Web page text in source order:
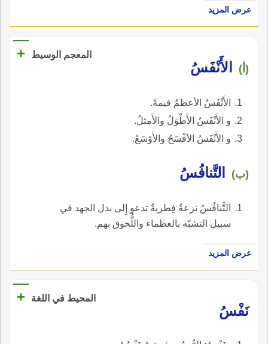
عرض المزيد
المعجم الوسيط +
(أ) الأَنْفَسُ
الأَنْفَسُ الأعظمُ قيمةً.
و الأَنْفَسُ الأَطْوَلُ والأَمثلُ.
و الأَنْفَسُ الأفْسَحُ والأَوْسَعُ.
(ب) التَّنافُسُ
التَّنافُسُ نزعةٌ فِطريةٌ تدعو إِلى بذل الجهد في
سبيل التشبّه بالعظماء واللُّحوق بهم.
عرض المزيد
المحيط في اللغة
+
نَفْسُ